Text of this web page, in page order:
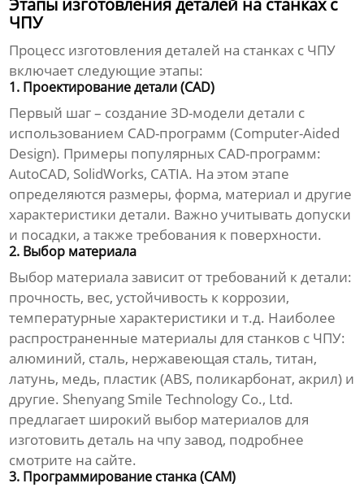
Этапы изготовления деталей на станках с
ЧПУ
Процесс изготовления деталей на станках с ЧПУ
включает следующие этапы:
1. Проектирование детали (CAD)
Первый шаг – создание 3D-модели детали с
использованием CAD-программ (Computer-Aided
Design). Примеры популярных CAD-программ:
AutoCAD, SolidWorks, CATIA. На этом этапе
определяются размеры, форма, материал и другие
характеристики детали. Важно учитывать допуски
и посадки, а также требования к поверхности.
2. Выбор материала
Выбор материала зависит от требований к детали:
прочность, вес, устойчивость к коррозии,
температурные характеристики и т.д. Наиболее
распространенные материалы для станков с ЧПУ:
алюминий, сталь, нержавеющая сталь, титан,
латунь, медь, пластик (ABS, поликарбонат, акрил) и
другие. Shenyang Smile Technology Co., Ltd.
предлагает широкий выбор материалов для
изготовить деталь на чпу завод, подробнее
смотрите на сайте.
3. Программирование станка (CAM)